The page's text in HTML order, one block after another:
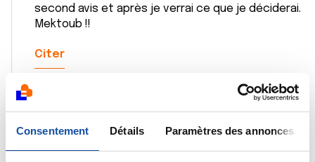
Consentement Détails Paramètres des annonces
second avis et après je verrai ce que je déciderai.
Mektoub !!
Citer